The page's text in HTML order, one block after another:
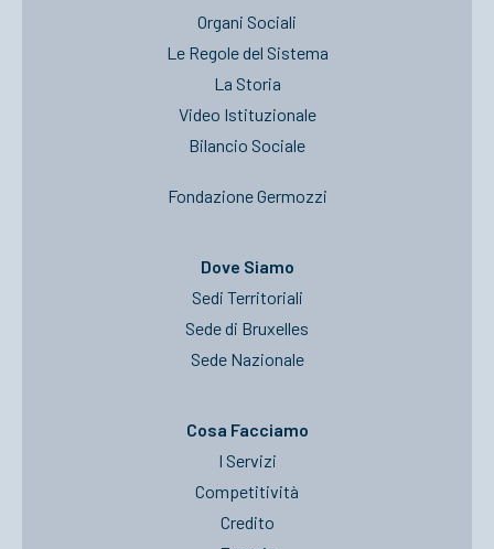
Organi Sociali
Le Regole del Sistema
La Storia
Video Istituzionale
Bilancio Sociale
Fondazione Germozzi
Dove Siamo
Sedi Territoriali
Sede di Bruxelles
Sede Nazionale
Cosa Facciamo
I Servizi
Competitività
Credito